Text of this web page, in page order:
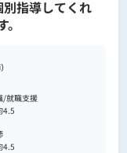
指導してくれ
/就職支援
4.5
4.5